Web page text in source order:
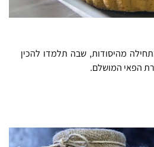
מהיסודות, שבה תלמדו להכין
הפאי המושלם.